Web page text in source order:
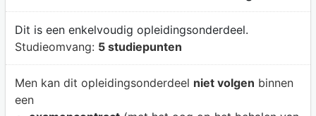
Dit is een enkelvoudig opleidingsonderdeel.
Studieomvang: 5 studiepunten
Men kan dit opleidingsonderdeel niet volgen binnen
een